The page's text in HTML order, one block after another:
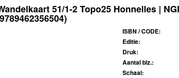
51/1-2 Topo25 Honnelles |
ISBN / CODE:
Editie:
Druk:
Aantal blz.:
Schaal: